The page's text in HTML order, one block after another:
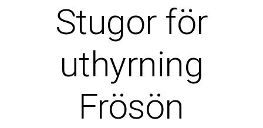
Stugor för
uthyrning
Frösön